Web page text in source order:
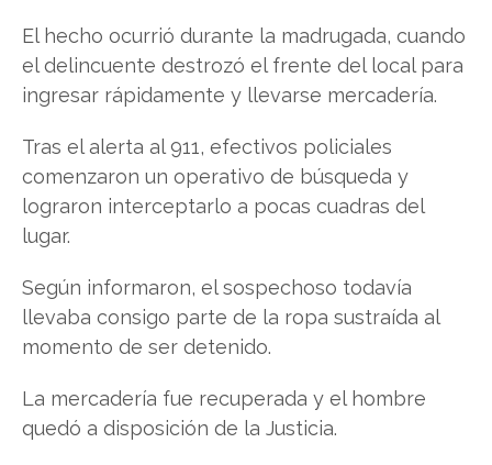
El hecho ocurrió durante la madrugada, cuando
el delincuente destrozó el frente del local para
ingresar rápidamente y llevarse mercadería.
Tras el alerta al 911, efectivos policiales
comenzaron un operativo de búsqueda y
lograron interceptarlo a pocas cuadras del
lugar.
Según informaron, el sospechoso todavía
llevaba consigo parte de la ropa sustraída al
momento de ser detenido.
La mercadería fue recuperada y el hombre
quedó a disposición de la Justicia.